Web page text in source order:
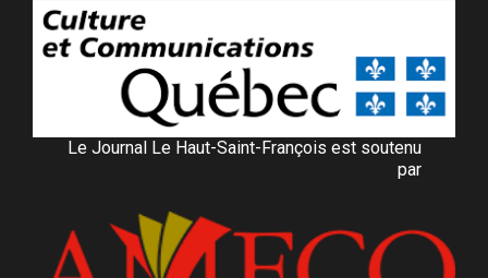
Le Journal Le Haut-Saint-François est soutenu
par